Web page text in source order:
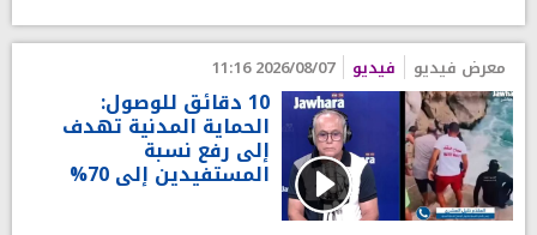
معرض فيديو فيديو 2026/08/07 11:16
10 دقائق للوصول:
الحماية المدنية تهدف
إلى رفع نسبة
المستفيدين إلى 70%